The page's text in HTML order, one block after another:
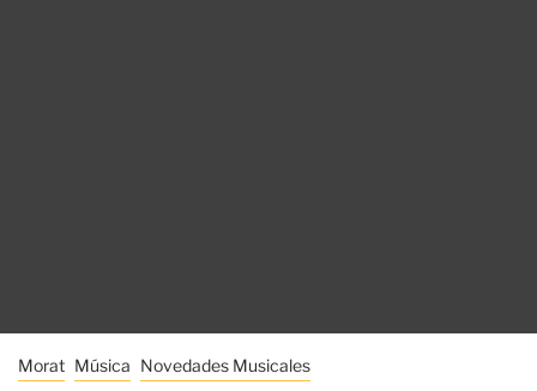
Morat Música Novedades Musicales